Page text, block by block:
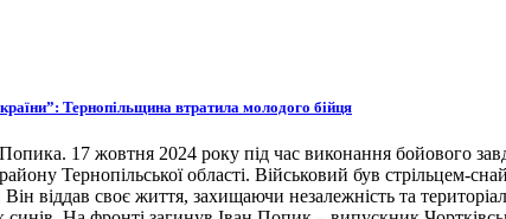
Тернопільщина втратила молодого бійця
17 жовтня 2024 року під час виконання бойового
Тернопільської області. Військовий був стрільцем-
віддав своє життя, захищаючи незалежність та